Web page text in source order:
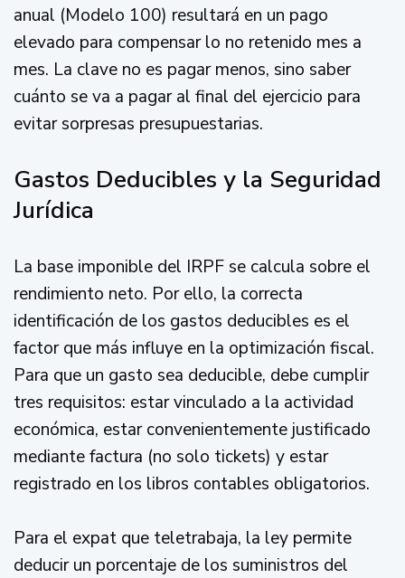
anual (Modelo 100) resultará en un pago
elevado para compensar lo no retenido mes a
mes. La clave no es pagar menos, sino saber
cuánto se va a pagar al final del ejercicio para
evitar sorpresas presupuestarias.
Gastos Deducibles y la Seguridad
Jurídica
La base imponible del IRPF se calcula sobre el
rendimiento neto. Por ello, la correcta
identificación de los gastos deducibles es el
factor que más influye en la optimización fiscal.
Para que un gasto sea deducible, debe cumplir
tres requisitos: estar vinculado a la actividad
económica, estar convenientemente justificado
mediante factura (no solo tickets) y estar
registrado en los libros contables obligatorios.
Para el expat que teletrabaja, la ley permite
deducir un porcentaje de los suministros del